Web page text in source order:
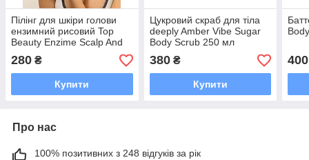
Пілінг для шкіри голови
ензимний рисовий Top
Beauty Enzime Scalp And
Hair Peeling 100 мл
280 ₴
Купити
Цукровий скраб для тіла
deeply Amber Vibe Sugar
Body Scrub 250 мл
380₴
Купити
400
Про нас
100% позитивних з 248 відгуків за рік